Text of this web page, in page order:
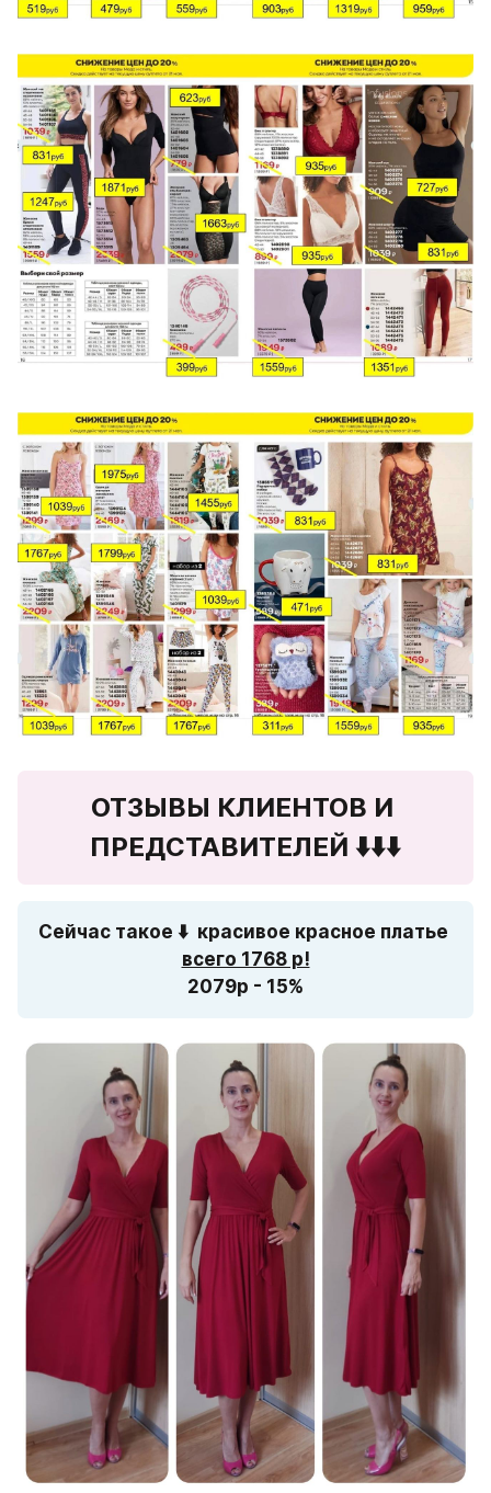
ОТЗЫВЫ КЛИЕНТОВ И
ПРЕДСТАВИТЕЛЕЙ ⬇️⬇️⬇️
всего 1768 р!
2079р - 15%